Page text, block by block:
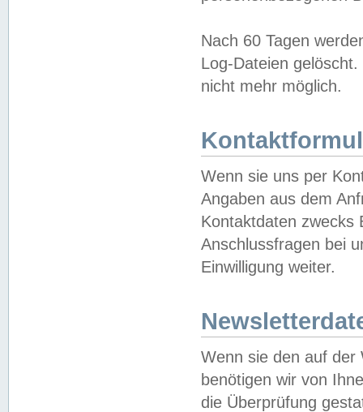
Nach 60 Tagen
Log-Dateien
nicht mehr möglich.
Wenn sie uns per
Angaben aus dem
Kontaktdaten zwecks
Anschlussfragen bei
Einwilligung weiter.
Wenn sie den auf der
benötigen wir von
die Überprüfung